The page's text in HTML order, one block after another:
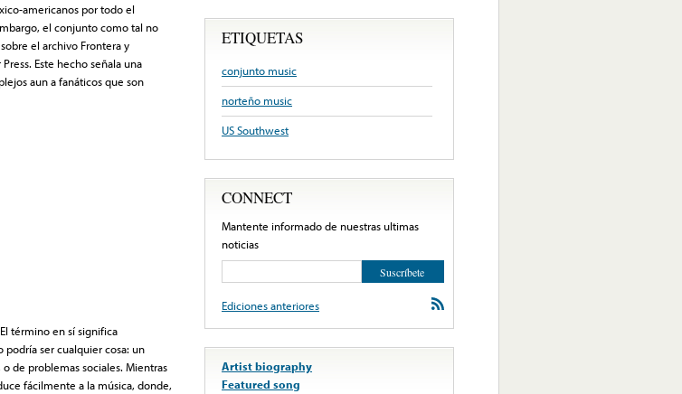
americanos por todo el
el conjunto como tal no
sobre el archivo Frontera y
Este hecho señala una
aun a fanáticos que son
término en sí significa
ser cualquier cosa: un
de problemas sociales. Mientras
fácilmente a la música, donde,
ETIQUETAS
conjunto music
norteño music
US Southwest
CONNECT
Mantente informado de nuestras ultimas
noticias
Ediciones anteriores
Artist biography
Featured song